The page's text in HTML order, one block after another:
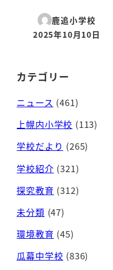
鹿追小学校
投稿日
2025年10月10日
カテゴリー
ニュース (461)
上幌内小学校 (113)
学校だより (265)
学校紹介 (321)
探究教育 (312)
未分類 (47)
環境教育 (45)
瓜幕中学校 (836)